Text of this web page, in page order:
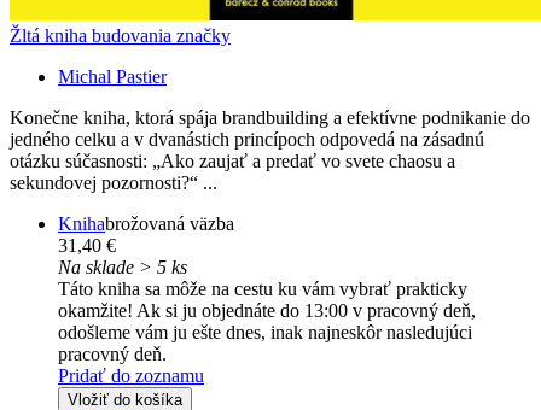
Žltá kniha budovania značky
Michal Pastier
Konečne kniha, ktorá spája brandbuilding a efektívne podnikanie do
jedného celku a v dvanástich princípoch odpovedá na zásadnú
otázku súčasnosti: „Ako zaujať a predať vo svete chaosu a
sekundovej pozornosti?“ ...
Knihabrožovaná väzba
31,40 €
Na sklade > 5 ks
Táto kniha sa môže na cestu ku vám vybrať prakticky
okamžite! Ak si ju objednáte do 13:00 v pracovný deň,
odošleme vám ju ešte dnes, inak najneskôr nasledujúci
pracovný deň.
Pridať do zoznamu
Vložiť do košíka